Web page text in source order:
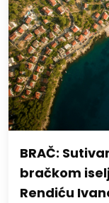
BRAČ:
bračkom
Rendiću